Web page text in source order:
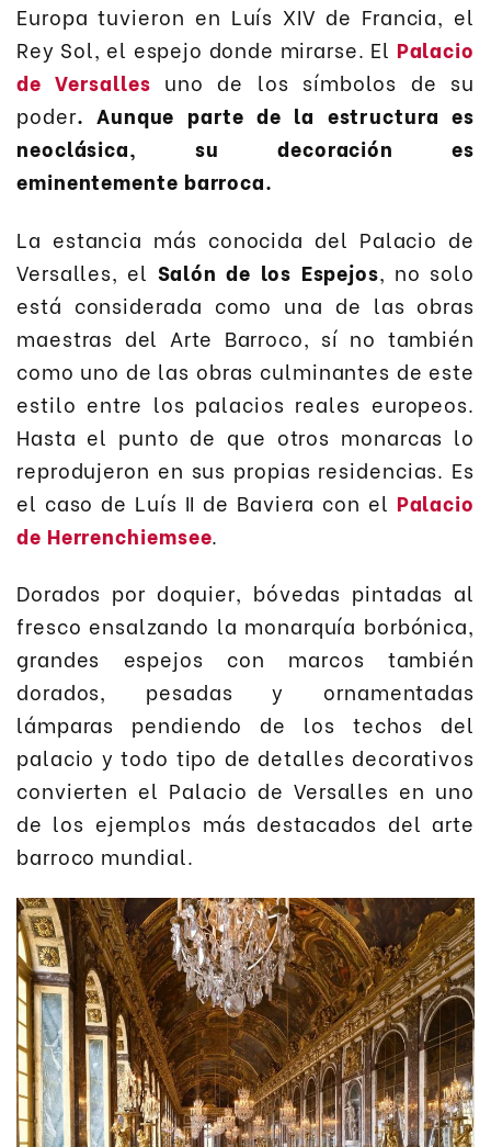
Europa tuvieron en Luís XIV de Francia, el
Rey Sol, el espejo donde mirarse. El Palacio
de Versalles uno de los símbolos de su
poder. Aunque parte de la estructura es
neoclásica, su decoración es
eminentemente barroca.
La estancia más conocida del Palacio de
Versalles, el Salón de los Espejos, no solo
está considerada como una de las obras
maestras del Arte Barroco, sí no también
como uno de las obras culminantes de este
estilo entre los palacios reales europeos.
Hasta el punto de que otros monarcas lo
reprodujeron en sus propias residencias. Es
el caso de Luís II de Baviera con el Palacio
de Herrenchiemsee.
Dorados por doquier, bóvedas pintadas al
fresco ensalzando la monarquía borbónica,
grandes espejos con marcos también
dorados, pesadas y ornamentadas
lámparas pendiendo de los techos del
palacio y todo tipo de detalles decorativos
convierten el Palacio de Versalles en uno
de los ejemplos más destacados del arte
barroco mundial.